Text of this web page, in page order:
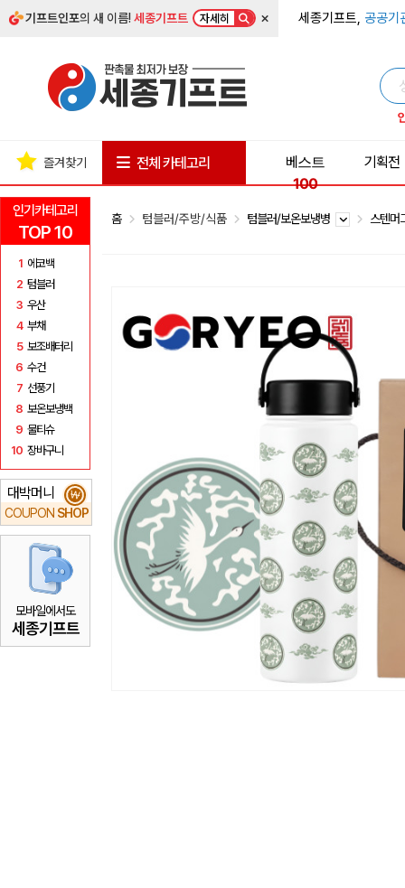
기프트인포의 새 이름!세종기프트 자세히 × 세종기프트, 공공기
인기카테고리
TOP 10
1 에코백
2 텀블러
3 우산
4 부채
5 보조배터리
6 수건
7 선풍기
8 보온보냉백
9 물티슈
10 장바구니
대박머니
COUPON SHOP
₩
모바일에서도
세종기프트
즐겨찾기 전체 카테고리
베스트
100
기획전
홈 텀블러/주방/식품 텀블러/보온보냉병 스텐머